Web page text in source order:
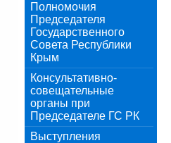
Полномочия
Председателя
Государственного
Совета Республики
Крым
Консультативно-
совещательные
органы при
Председателе ГС РК
Выступления